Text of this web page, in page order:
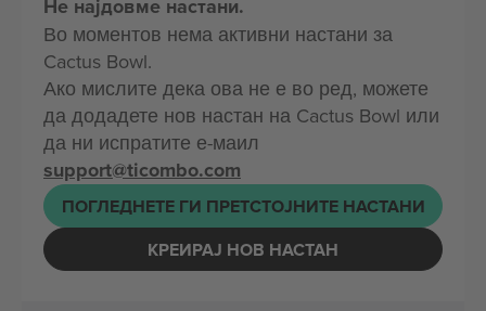
Не најдовме настани.
Во моментов нема активни настани за
Cactus Bowl.
Ако мислите дека ова не е во ред, можете
да додадете нов настан на Cactus Bowl или
да ни испратите е-маил
support@ticombo.com
ПОГЛЕДНЕТЕ ГИ ПРЕТСТОЈНИТЕ НАСТАНИ
КРЕИРАЈ НОВ НАСТАН